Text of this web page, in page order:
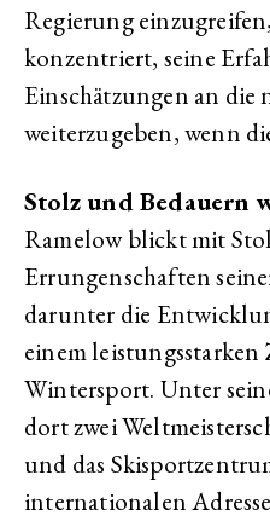
Regierung
konzentriert, seine
Einschätzungen an die
weiterzugeben, wenn
Stolz und Bedauern
Ramelow blickt mit
Errungenschaften
darunter die
einem
Wintersport. Unter
dort zwei
und das
internationalen